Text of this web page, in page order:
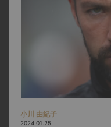
小川 由紀子
2024.01.25